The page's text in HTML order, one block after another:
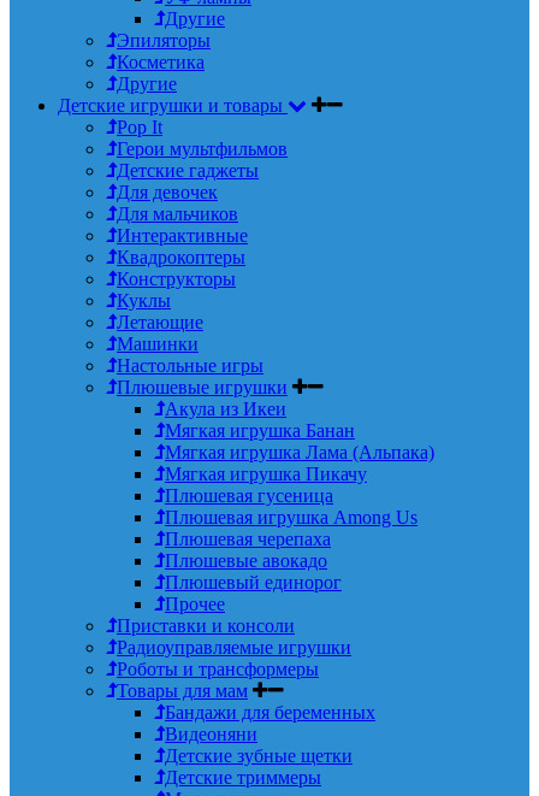
Другие
Эпиляторы
Косметика
Другие
Детские игрушки и товары
Pop It
Герои мультфильмов
Детские гаджеты
Для девочек
Для мальчиков
Интерактивные
Квадрокоптеры
Конструкторы
Куклы
Летающие
Машинки
Настольные игры
Плюшевые игрушки
Акула из Икеи
Мягкая игрушка Банан
Мягкая игрушка Лама (Альпака)
Мягкая игрушка Пикачу
Плюшевая гусеница
Плюшевая игрушка Among Us
Плюшевая черепаха
Плюшевые авокадо
Плюшевый единорог
Прочее
Приставки и консоли
Радиоуправляемые игрушки
Роботы и трансформеры
Товары для мам
Бандажи для беременных
Видеоняни
Детские зубные щетки
Детские триммеры